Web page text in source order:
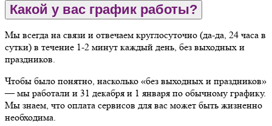
Какой у вас график работы?
Мы всегда на связи и отвечаем круглосуточно (да-да, 24 часа в
сутки) в течение 1-2 минут каждый день, без выходных и
праздников.
Чтобы было понятно, насколько «без выходных и праздников»
— мы работали и 31 декабря и 1 января по обычному графику.
Мы знаем, что оплата сервисов для вас может быть жизненно
необходима.